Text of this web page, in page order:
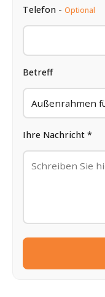
Telefon - Optional
Betreff
Ihre Nachricht *